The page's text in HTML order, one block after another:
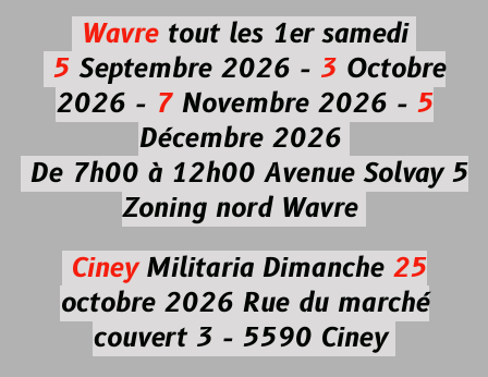
Wavretout les 1er samedi
5Septembre 2026 - 3Octobre
2026 -7Novembre 2026 - 5
Décembre 2026
De 7h00 à 12h00 Avenue Solvay 5
Zoning nord Wavre
CineyMilitaria Dimanche 25
octobre 2026Rue du marché
couvert 3 - 5590 Ciney